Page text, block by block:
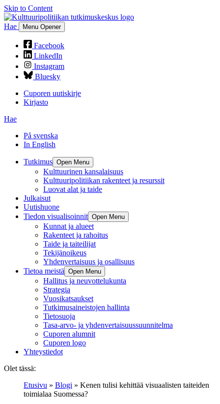
Skip to Content
Hae Menu Opener
Facebook
LinkedIn
Instagram
Bluesky
Cuporen uutiskirje
Kirjasto
Hae
På svenska
In English
Tutkimus Open Menu
Kulttuurinen kansalaisuus
Kulttuuripolitiikan rakenteet ja resurssit
Luovat alat ja taide
Julkaisut
Uutishuone
Tiedon visualisoinnit Open Menu
Kunnat ja alueet
Rakenteet ja rahoitus
Taide ja taiteilijat
Tekijänoikeus
Yhdenvertaisuus ja osallisuus
Tietoa meistä Open Menu
Hallitus ja neuvottelukunta
Strategia
Vuosikatsaukset
Tutkimusaineistojen hallinta
Tietosuoja
Tasa-arvo- ja yhdenvertaisuussuunnitelma
Cuporen alumnit
Cuporen logo
Yhteystiedot
Olet tässä:
Etusivu » Blogi » Kenen tulisi kehittää visuaalisten taiteiden
toimialaa Suomessa?